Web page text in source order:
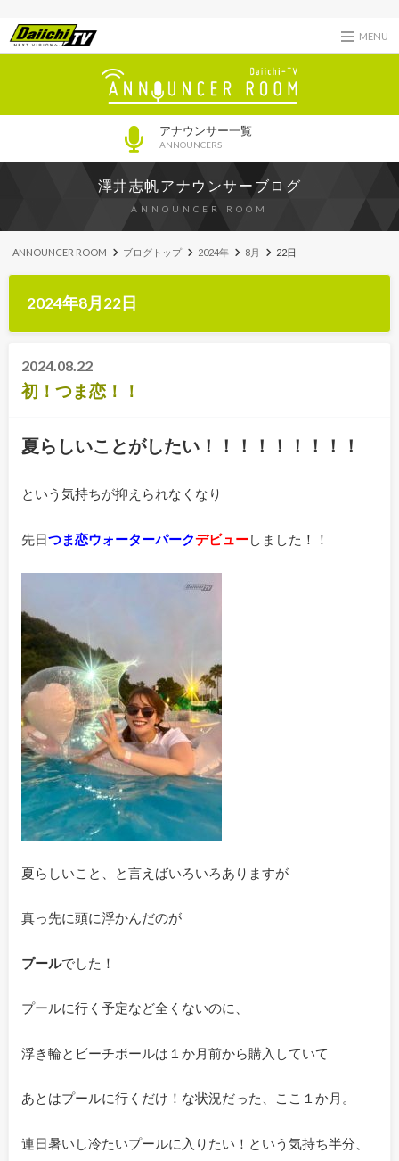
MENU
アナウンサー一覧
ANNOUNCERS
澤井志帆アナウンサーブログ
ANNOUNCER ROOM
ANNOUNCER ROOM ブログトップ 2024年 8月 22日
2024年8月22日
2024.08.22
初！つま恋！！
夏らしいことがしたい！！！！！！！！！
という気持ちが抑えられなくなり
先日つま恋ウォーターパークデビューしました！！
夏らしいこと、と言えばいろいろありますが
真っ先に頭に浮かんだのが
プールでした！
プールに行く予定など全くないのに、
浮き輪とビーチボールは１か月前から購入していて
あとはプールに行くだけ！な状況だった、ここ１か月。
連日暑いし冷たいプールに入りたい！という気持ち半分、